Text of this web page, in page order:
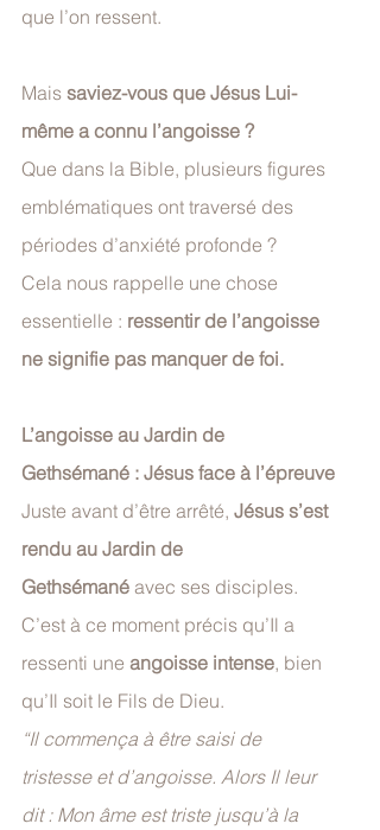
que l’on ressent.
Mais saviez-vous que Jésus Lui-
même a connu l’angoisse ?
Que dans la Bible, plusieurs figures
emblématiques ont traversé des
périodes d’anxiété profonde ?
Cela nous rappelle une chose
essentielle : ressentir de l’angoisse
ne signifie pas manquer de foi.
L’angoisse au Jardin de
Gethsémané : Jésus face à l’épreuve
Juste avant d’être arrêté, Jésus s’est
rendu au Jardin de
Gethsémané avec ses disciples.
C’est à ce moment précis qu’Il a
ressenti une angoisse intense, bien
qu’Il soit le Fils de Dieu.
“Il commença à être saisi de
tristesse et d’angoisse. Alors Il leur
dit : Mon âme est triste jusqu’à la